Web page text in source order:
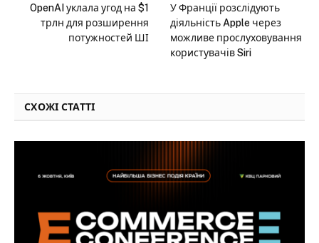
OpenAI уклала угод на $1
трлн для розширення
потужностей ШІ
У Франції розслідують
діяльність Apple через
можливе прослуховування
користувачів Siri
СХОЖІ СТАТТІ